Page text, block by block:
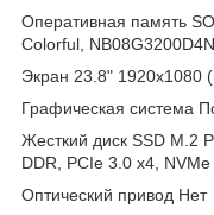
Оперативная память
Colorful,
Экран 23.8" 1920х1080
Графическая система
Жесткий диск SSD M.2
DDR, PCIe 3.0 x4, NVMe
Оптический привод Нет